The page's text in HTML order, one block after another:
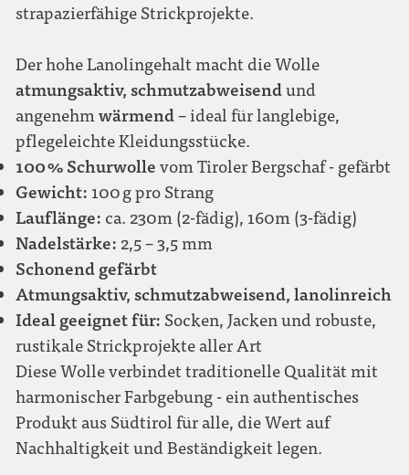
strapazierfähige Strickprojekte.
Der hohe Lanolingehalt macht die Wolle
atmungsaktiv, schmutzabweisendund
angenehmwärmend– ideal für langlebige,
pflegeleichte Kleidungsstücke.
100 % Schurwolle vom Tiroler Bergschaf - gefärbt
Gewicht:100 g pro Strang
Lauflänge: ca. 230m (2-fädig), 160m (3-fädig)
Nadelstärke: 2,5 – 3,5 mm
Schonend gefärbt
Atmungsaktiv, schmutzabweisend, lanolinreich
Ideal geeignet für: Socken, Jacken und robuste,
rustikale Strickprojekte aller Art
Diese Wolle verbindet traditionelle Qualität mit
harmonischer Farbgebung - ein authentisches
Produkt aus Südtirol für alle, die Wert auf
Nachhaltigkeit und Beständigkeit legen.